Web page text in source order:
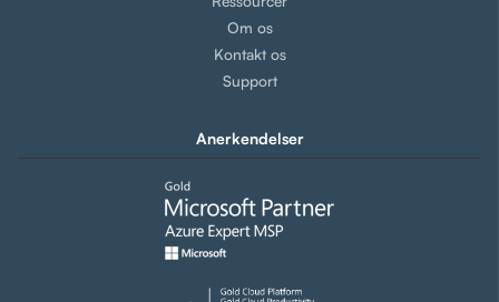
Om os
Kontakt os
Support
Anerkendelser